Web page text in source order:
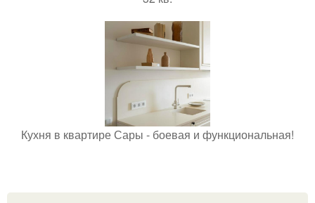
Кухня в квартире Сары - боевая и функциональная!